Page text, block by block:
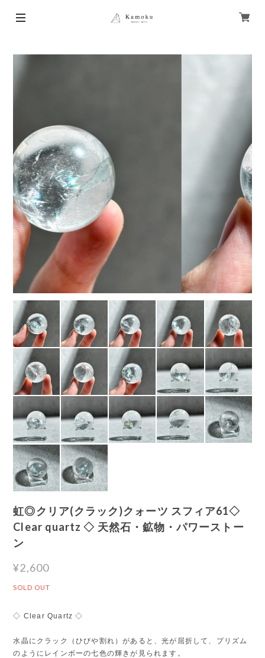
虹◎クリア(クラック)クォーツ スフィア61◇
Clear quartz ◇ 天然石・鉱物・パワーストー
ン
¥2,600
SOLD OUT
◇ Clear Quartz ◇
水晶にクラック（ひびや割れ）があると、光が屈折して、プリズム
のようにレインボーの七色の輝きが見られます。